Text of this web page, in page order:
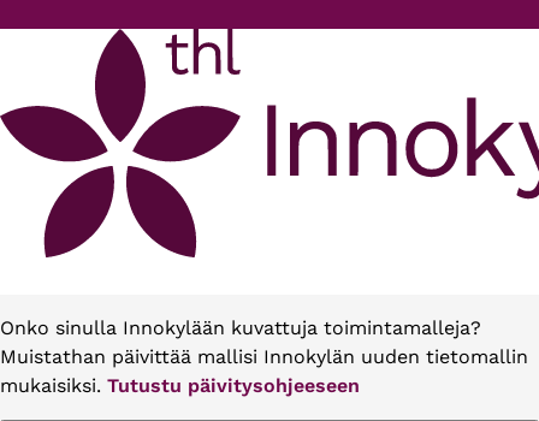
Onko sinulla Innokylään kuvattuja toimintamalleja?
Muistathan päivittää mallisi Innokylän uuden tietomallin
mukaisiksi. Tutustu päivitysohjeeseen